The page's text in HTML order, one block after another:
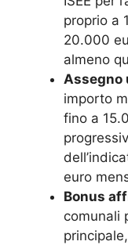
proprio a
20.000
almeno
Assegno
importo
fino a
euro
Bonus
comunali